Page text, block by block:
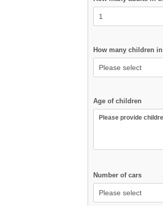
How many children
Age of children
Number of cars